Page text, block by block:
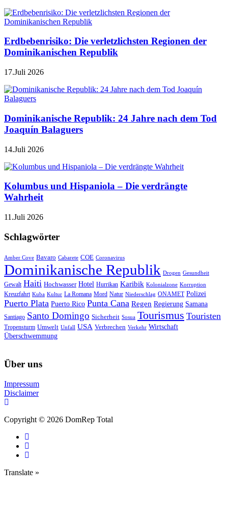
Erdbebenrisiko: Die verletzlichsten Regionen der
Dominikanischen Republik
17.Juli 2026
Dominikanische Republik: 24 Jahre nach dem Tod
Joaquín Balaguers
14.Juli 2026
Kolumbus und Hispaniola – Die verdrängte
Wahrheit
11.Juli 2026
Schlagwörter
Amber Cove Bavaro Cabarete COE Coronavirus
Dominikanische Republik Drogen Gesundheit
Gewalt Haiti Hochwasser Hotel Hurrikan Karibik Kolonialzone Korruption
Kreuzfahrt Kuba Kultur La Romana Mord Natur Niederschlag ONAMET Polizei
Puerto Plata Puerto Rico Punta Cana Regen Regierung Samana
Santiago Santo Domingo Sicherheit Sosua Tourismus Touristen
Tropensturm Umwelt Unfall USA Verbrechen Verkehr Wirtschaft
Überschwemmung
Über uns
Impressum
Disclaimer
Copyright © 2026 DomRep Total
Translate »